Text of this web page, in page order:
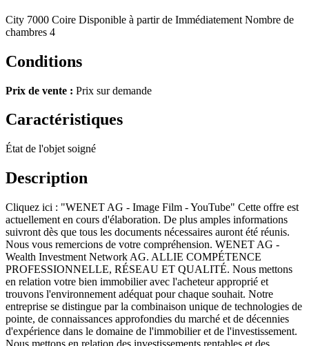
City 7000 Coire Disponible à partir de Immédiatement Nombre de
chambres 4
Conditions
Prix de vente : Prix sur demande
Caractéristiques
État de l'objet soigné
Description
Cliquez ici : "WENET AG - Image Film - YouTube" Cette offre est
actuellement en cours d'élaboration. De plus amples informations
suivront dès que tous les documents nécessaires auront été réunis.
Nous vous remercions de votre compréhension. WENET AG -
Wealth Investment Network AG. ALLIE COMPÉTENCE
PROFESSIONNELLE, RÉSEAU ET QUALITÉ. Nous mettons
en relation votre bien immobilier avec l'acheteur approprié et
trouvons l'environnement adéquat pour chaque souhait. Notre
entreprise se distingue par la combinaison unique de technologies de
pointe, de connaissances approfondies du marché et de décennies
d'expérience dans le domaine de l'immobilier et de l'investissement.